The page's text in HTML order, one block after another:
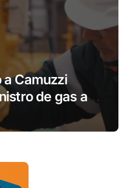
Camuzzi
de gas a